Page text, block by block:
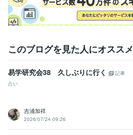
このブログを見た人にオススメ
易学研究会38 久しぶりに行く
記事
占い
吉浦加祥
2026/07/24 09:26